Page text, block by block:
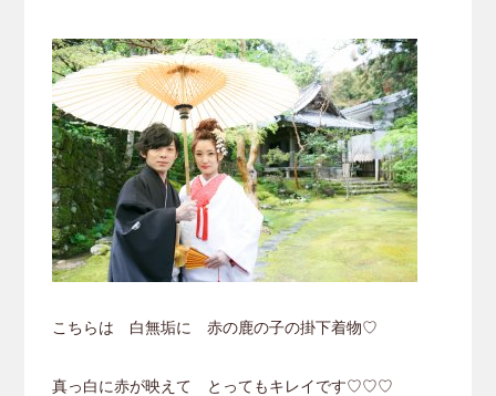
こちらは 白無垢に 赤の鹿の子の掛下着物♡
真っ白に赤が映えて とってもキレイです♡♡♡